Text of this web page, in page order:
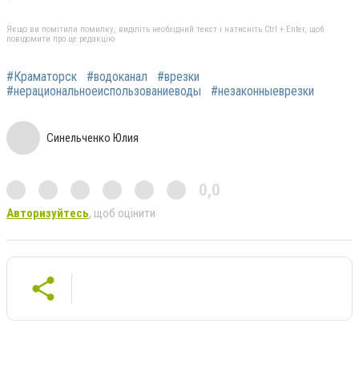
Якщо ви помітили помилку, виділіть необхідний текст і натисніть Ctrl + Enter, щоб
повідомити про це редакцію
#Краматорск #водоканал
#врезки
#нерациональноеиспользованиеводы
#незаконныеврезки
Синельченко Юлия
0,0
Авторизуйтесь, щоб оцінити